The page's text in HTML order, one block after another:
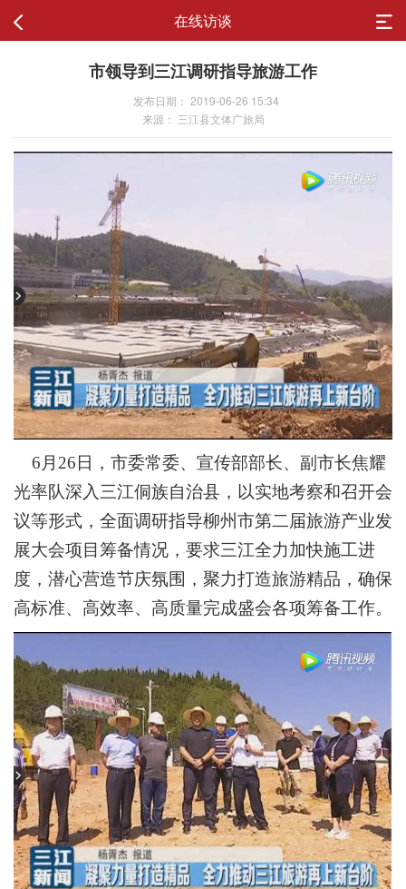
在线访谈
市领导到三江调研指导旅游工作
发布日期： 2019-06-26 15:34
来源： 三江县文体广旅局
6月26日，市委常委、宣传部部长、副市长焦耀
光率队深入三江侗族自治县，以实地考察和召开会
议等形式，全面调研指导柳州市第二届旅游产业发
展大会项目筹备情况，要求三江全力加快施工进
度，潜心营造节庆氛围，聚力打造旅游精品，确保
高标准、高效率、高质量完成盛会各项筹备工作。